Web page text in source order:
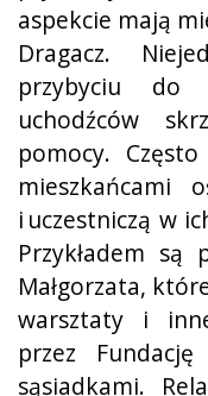
aspekcie mają
Dragacz.
przybyciu do
uchodźców
pomocy.
mieszkańcami
i uczestniczą w
Przykładem są
Małgorzata,
warsztaty i
przez
sąsiadkami.